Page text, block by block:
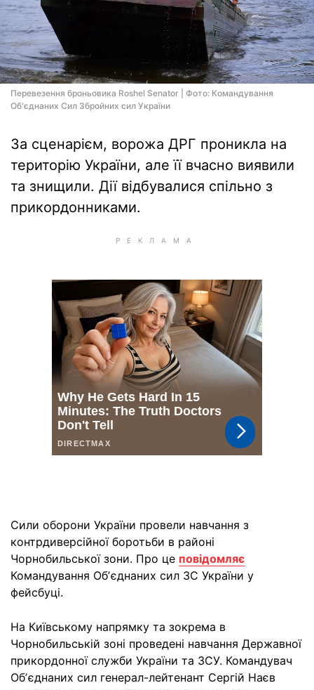
Перевезення броньовика Roshel Senator | Фото: Командування
Об'єднаних Сил Збройних сил України
За сценарієм, ворожа ДРГ проникла на
територію України, але її вчасно виявили
та знищили. Дії відбувалися спільно з
прикордонниками.
Сили оборони України провели навчання з
контрдиверсійної боротьби в районі
Чорнобильської зони. Про це повідомляє
Командування Обʼєднаних сил ЗС України у
фейсбуці.
На Київському напрямку та зокрема в
Чорнобильській зоні проведені навчання Державної
прикордонної служби України та ЗСУ. Командувач
Обʼєднаних сил генерал-лейтенант Сергій Наєв